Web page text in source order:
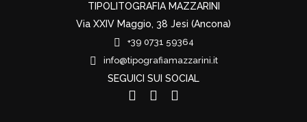
TIPOLITOGRAFIA MAZZARINI
Via XXIV Maggio, 38 Jesi (Ancona)
+39 0731 59364
info@tipografiamazzarini.it
SEGUICI SUI SOCIAL